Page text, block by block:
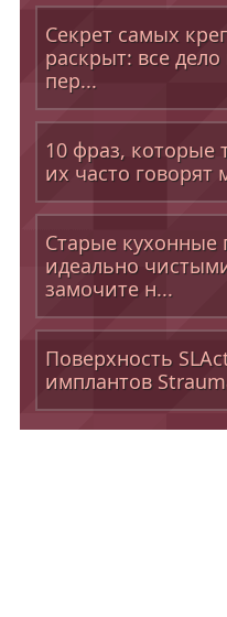
Секрет самых
раскрыт: все
пер...
10 фраз, которые
их часто
Старые кухонные
идеально
замочите н...
Поверхность
имплантов